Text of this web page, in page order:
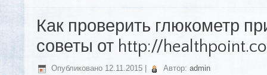
Как проверить глюкометр
советы от http://
Опубликовано 12.11.2015 Автор: admin